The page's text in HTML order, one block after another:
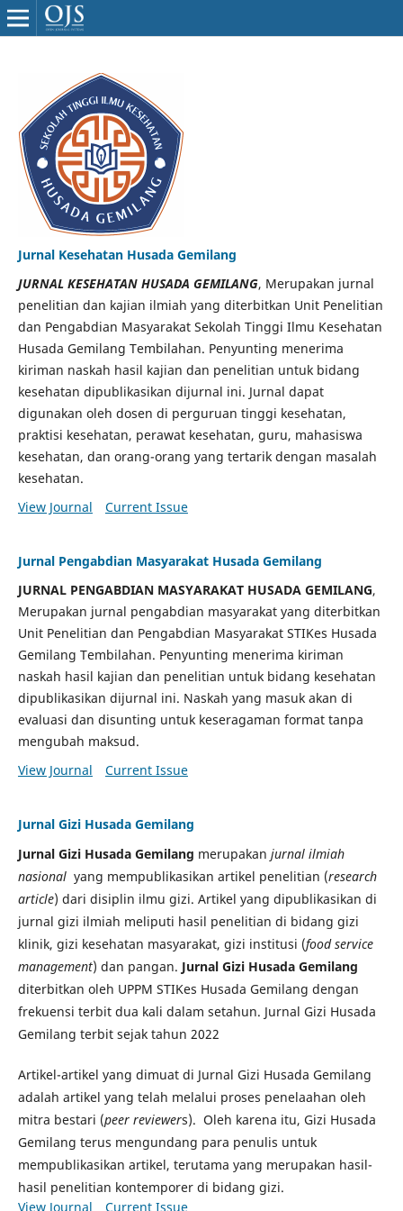
Jurnal Kesehatan Husada Gemilang
JURNAL KESEHATAN HUSADA GEMILANG, Merupakan jurnal
penelitian dan kajian ilmiah yang diterbitkan Unit Penelitian
dan Pengabdian Masyarakat Sekolah Tinggi Ilmu Kesehatan
Husada Gemilang Tembilahan. Penyunting menerima
kiriman naskah hasil kajian dan penelitian untuk bidang
kesehatan dipublikasikan dijurnal ini. Jurnal dapat
digunakan oleh dosen di perguruan tinggi kesehatan,
praktisi kesehatan, perawat kesehatan, guru, mahasiswa
kesehatan, dan orang-orang yang tertarik dengan masalah
kesehatan.
View Journal
Current Issue
Jurnal Pengabdian Masyarakat Husada Gemilang
JURNAL PENGABDIAN MASYARAKAT HUSADA GEMILANG,
Merupakan jurnal pengabdian masyarakat yang diterbitkan
Unit Penelitian dan Pengabdian Masyarakat STIKes Husada
Gemilang Tembilahan. Penyunting menerima kiriman
naskah hasil kajian dan penelitian untuk bidang kesehatan
dipublikasikan dijurnal ini. Naskah yang masuk akan di
evaluasi dan disunting untuk keseragaman format tanpa
mengubah maksud.
View Journal
Current Issue
Jurnal Gizi Husada Gemilang
Jurnal Gizi Husada Gemilang merupakan jurnal ilmiah
nasionalyang mempublikasikan artikel penelitian (research
article) dari disiplin ilmu gizi. Artikel yang dipublikasikan di
jurnal gizi ilmiah meliputi hasil penelitian di bidang gizi
klinik, gizi kesehatan masyarakat, gizi institusi (food service
management) dan pangan. Jurnal Gizi Husada Gemilang
diterbitkan oleh UPPM STIKes Husada Gemilang dengan
frekuensi terbit dua kali dalam setahun. Jurnal Gizi Husada
Gemilang terbit sejak tahun 2022
Artikel-artikel yang dimuat di Jurnal Gizi Husada Gemilang
adalah artikel yang telah melalui proses penelaahan oleh
mitra bestari (peer reviewers). Oleh karena itu, Gizi Husada
Gemilang terus mengundang para penulis untuk
mempublikasikan artikel, terutama yang merupakan hasil-
hasil penelitian kontemporer di bidang gizi.
View Journal
Current Issue